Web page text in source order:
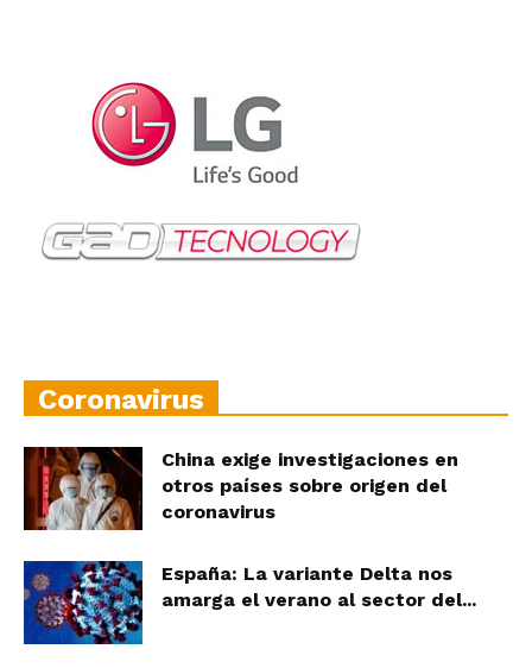
Coronavirus
China exige investigaciones en
otros países sobre origen del
coronavirus
España: La variante Delta nos
amarga el verano al sector del...